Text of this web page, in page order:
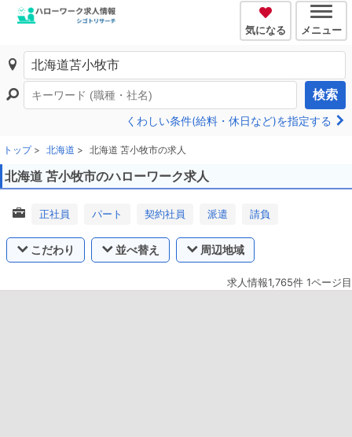
気になる メニュー
検索
くわしい条件(給料・休日など)を指定する
トップ 北海道 北海道 苫小牧市の求人
北海道 苫小牧市のハローワーク求人
正社員 パート 契約社員 派遣 請負
こだわり 並べ替え 周辺地域
求人情報1,765件 1ページ目